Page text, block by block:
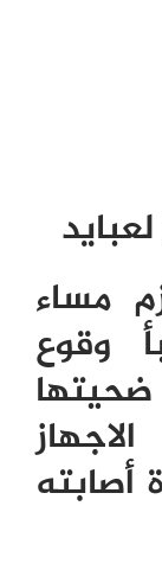
مساء
وقوع
أصابته